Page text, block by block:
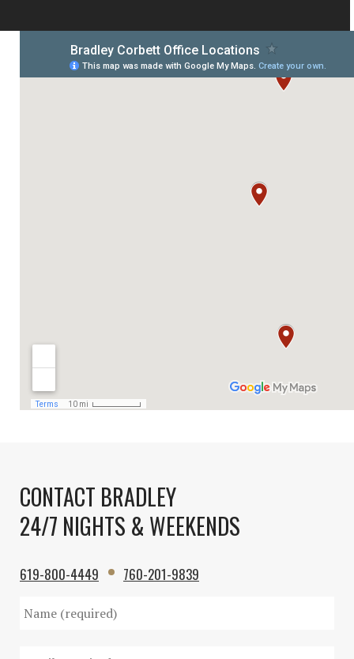
CONTACT BRADLEY
24/7 NIGHTS & WEEKENDS
619-800-4449 760-201-9839